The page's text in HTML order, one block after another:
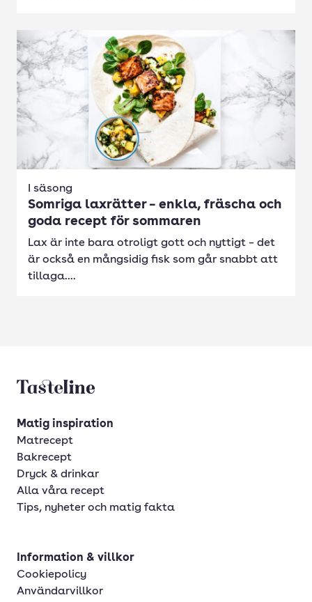
I säsong
Somriga laxrätter – enkla, fräscha och
goda recept för sommaren
Lax är inte bara otroligt gott och nyttigt – det
är också en mångsidig fisk som går snabbt att
tillaga....
Tasteline startsida
Matig inspiration
Matrecept
Bakrecept
Dryck & drinkar
Alla våra recept
Tips, nyheter och matig fakta
Information & villkor
Cookiepolicy
Användarvillkor